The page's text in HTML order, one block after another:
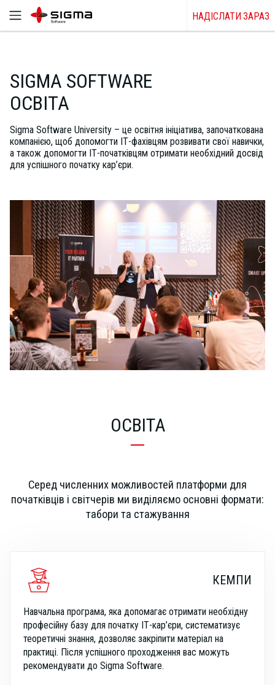
НАДІСЛАТИ ЗАРАЗ
SIGMA SOFTWARE
ОСВІТА
Sigma Software University – це освітня ініціатива, започаткована
компанією, щоб допомогти ІТ-фахівцям розвивати свої навички,
а також допомогти ІТ-початківцям отримати необхідний досвід
для успішного початку кар’єри.
ОСВІТА
Серед численних можливостей платформи для
початківців і світчерів ми виділяємо основні формати:
табори та стажування
КЕМПИ
Навчальна програма, яка допомагає отримати необхідну
професійну базу для початку ІТ-кар’єри, систематизує
теоретичні знання, дозволяє закріпити матеріал на
практиці. Після успішного проходження вас можуть
рекомендувати до Sigma Software.